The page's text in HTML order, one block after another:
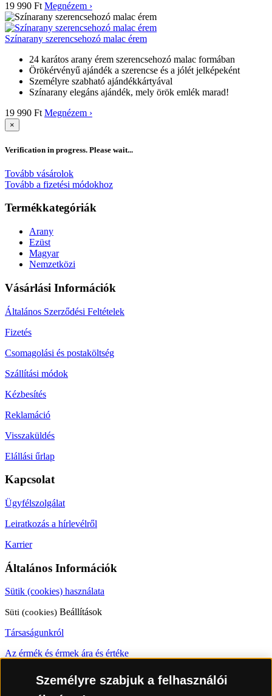
19 990 Ft Megnézem ›
Színarany szerencsehozó malac érem
24 karátos arany érem szerencsehozó malac formában
Örökérvényű ajándék a szerencse és a jólét jelképeként
Személyre szabható ajándékkártyával
Színarany elegáns ajándék, mely örök emlék marad!
19 990 Ft Megnézem ›
×
Verification in progress. Please wait...
Tovább vásárolok
Tovább a fizetési módokhoz
Termékkategóriák
Arany
Ezüst
Magyar
Nemzetközi
Vásárlási Információk
Általános Szerződési Feltételek
Fizetés
Csomagolási és postaköltség
Szállítási módok
Kézbesítés
Reklamáció
Visszaküldés
Elállási űrlap
Kapcsolat
Ügyfélszolgálat
Leiratkozás a hírlevélről
Karrier
Általános Információk
Sütik (cookies) használata
Süti (cookies) Beállítások
Társaságunkról
Az érmék és érmek ára és értéke
Gyakran ismételt kérdések
Személyre szabjuk a felhasználói